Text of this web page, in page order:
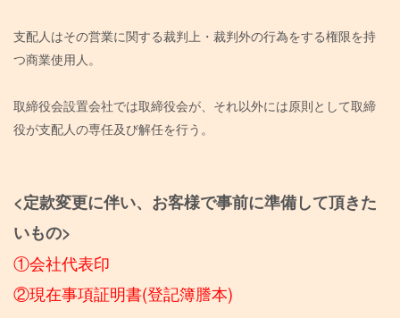
支配人はその営業に関する裁判上・裁判外の行為をする権限を持
つ商業使用人。
取締役会設置会社では取締役会が、それ以外には原則として取締
役が支配人の専任及び解任を行う。
<定款変更に伴い、お客様で事前に準備して頂きた
いもの>
①会社代表印
②現在事項証明書(登記簿謄本)